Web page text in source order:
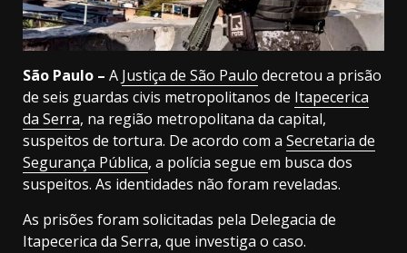
São Paulo – A Justiça de São Paulo decretou a prisão
de seis guardas civis metropolitanos de Itapecerica
da Serra, na região metropolitana da capital,
suspeitos de tortura. De acordo com a Secretaria de
Segurança Pública, a polícia segue em busca dos
suspeitos. As identidades não foram reveladas.
As prisões foram solicitadas pela Delegacia de
Itapecerica da Serra, que investiga o caso.